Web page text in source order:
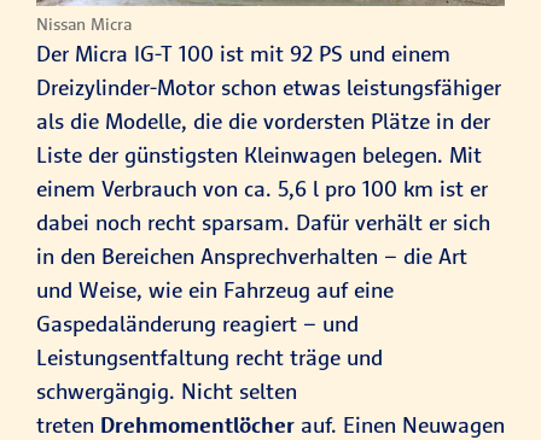
Nissan Micra
Der Micra IG-T 100 ist mit 92 PS und einem
Dreizylinder-Motor schon etwas leistungsfähiger
als die Modelle, die die vordersten Plätze in der
Liste der günstigsten Kleinwagen belegen. Mit
einem Verbrauch von ca. 5,6 l pro 100 km ist er
dabei noch recht sparsam. Dafür verhält er sich
in den Bereichen Ansprechverhalten – die Art
und Weise, wie ein Fahrzeug auf eine
Gaspedaländerung reagiert – und
Leistungsentfaltung recht träge und
schwergängig. Nicht selten
treten Drehmomentlöcher auf. Einen Neuwagen